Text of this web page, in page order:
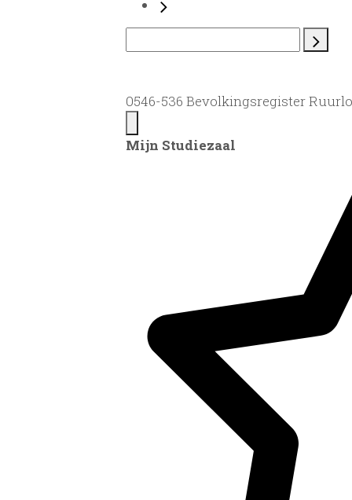
0546-536 Bevolkingsregister
Mijn Studiezaal